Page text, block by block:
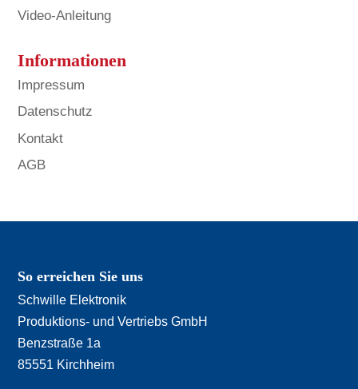
Video-Anleitung
Informationen
Impressum
Datenschutz
Kontakt
AGB
So erreichen Sie uns
Schwille Elektronik
Produktions- und Vertriebs GmbH
Benzstraße 1a
85551 Kirchheim